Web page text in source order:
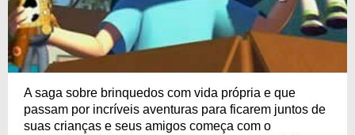
A saga sobre brinquedos com vida própria e que
passam por incríveis aventuras para ficarem juntos de
suas crianças e seus amigos começa com o